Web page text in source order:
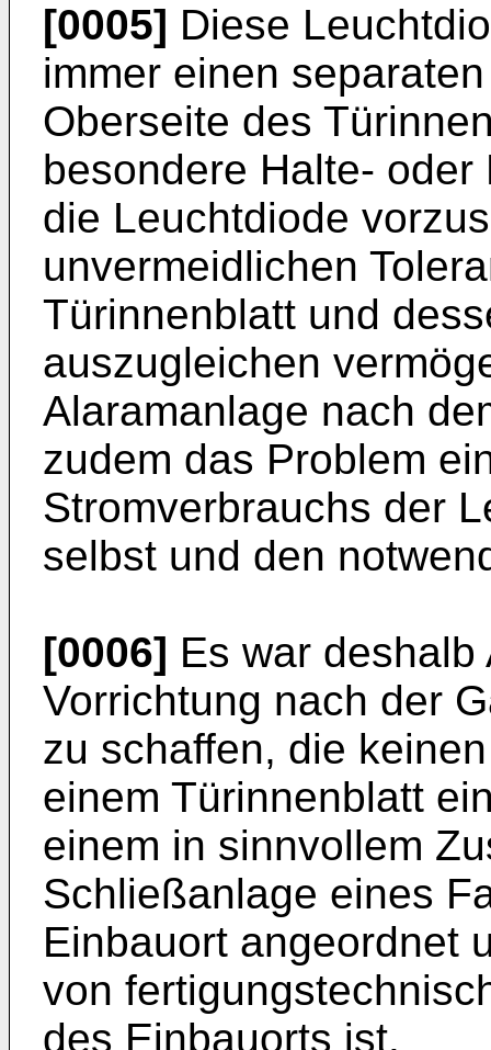
[0005] Diese
immer einen
Oberseite des
besondere Halte-
die Leuchtdiode
unvermeidlichen
Türinnenblatt und
auszugleichen
Alaramanlage nach
zudem das Problem
Stromverbrauchs der
selbst und den
[0006] Es war
Vorrichtung nach der
zu schaffen, die
einem Türinnenblatt
einem in sinnvollem
Schließanlage eines
Einbauort angeordnet
von
des Einbauorts ist.